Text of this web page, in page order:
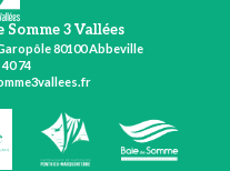
3 Vallées
80100 Abbeville
40 74